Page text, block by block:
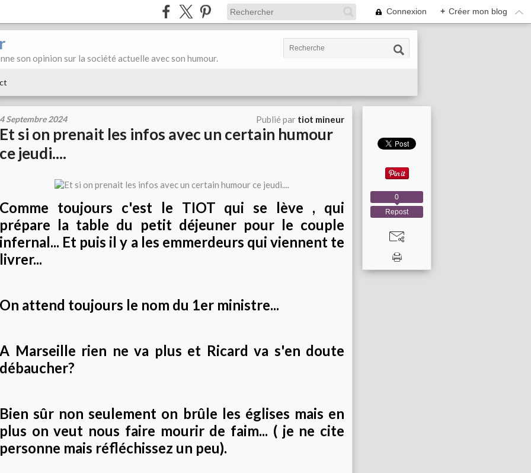
Connexion + Créer mon blog
son opinion sur la société actuelle avec son humour.
4 Septembre 2024 Publié par tiot mineur
Et si on prenait les infos avec un certain humour
ce jeudi....
Comme toujours c'est le TIOT qui se lève , qui
prépare la table du petit déjeuner pour le couple
infernal... Et puis il y a les emmerdeurs qui viennent te
livrer...
On attend toujours le nom du 1er ministre...
A Marseille rien ne va plus et Ricard va s'en doute
débaucher?
Bien sûr non seulement on brûle les églises mais en
plus on veut nous faire mourir de faim... ( je ne cite
personne mais réfléchissez un peu).
Repost
0